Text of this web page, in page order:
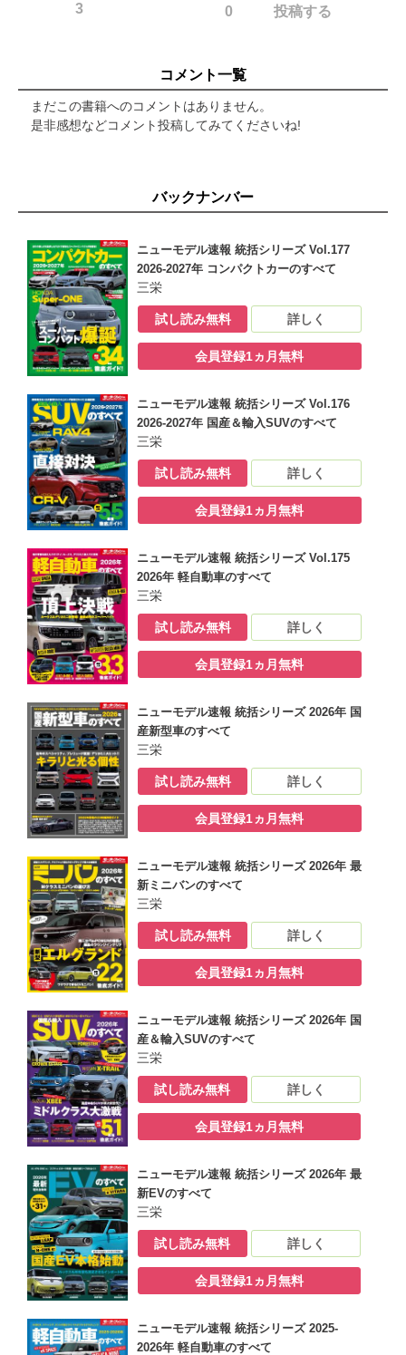
BMW M135
SPORT SEDAN ＆ COUPE
HONDA PRELUDE
NISSAN SKYLINE 400R
ALFA ROMEO GIULIA
AUDI S3/RS3
プレゼントコーナー
復刻堂 告知
裏表紙
3 0 投稿する
コメント一覧
まだこの書籍へのコメントはありません。
是非感想などコメント投稿してみてくださいね!
バックナンバー
ニューモデル速報 統括シリーズ Vol.177
2026-2027年 コンパクトカーのすべて
三栄
試し読み無料 詳しく
会員登録1ヵ月無料
ニューモデル速報 統括シリーズ Vol.176
2026-2027年 国産＆輸入SUVのすべて
三栄
試し読み無料 詳しく
会員登録1ヵ月無料
ニューモデル速報 統括シリーズ Vol.175
2026年 軽自動車のすべて
三栄
試し読み無料 詳しく
会員登録1ヵ月無料
ニューモデル速報 統括シリーズ 2026年 国
産新型車のすべて
三栄
試し読み無料 詳しく
会員登録1ヵ月無料
ニューモデル速報 統括シリーズ 2026年 最
新ミニバンのすべて
三栄
試し読み無料 詳しく
会員登録1ヵ月無料
ニューモデル速報 統括シリーズ 2026年 国
産＆輸入SUVのすべて
三栄
試し読み無料 詳しく
会員登録1ヵ月無料
ニューモデル速報 統括シリーズ 2026年 最
新EVのすべて
三栄
試し読み無料 詳しく
会員登録1ヵ月無料
ニューモデル速報 統括シリーズ 2025-
2026年 軽自動車のすべて